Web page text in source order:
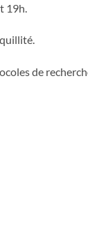
19h.
de